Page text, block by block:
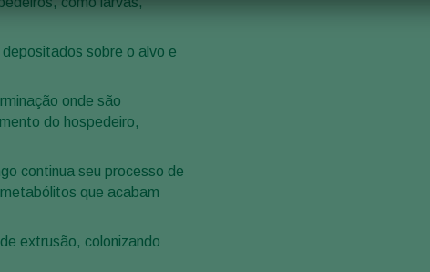
sobre o alvo e
onde são
do hospedeiro,
continua seu processo de
que acabam
extrusão, colonizando